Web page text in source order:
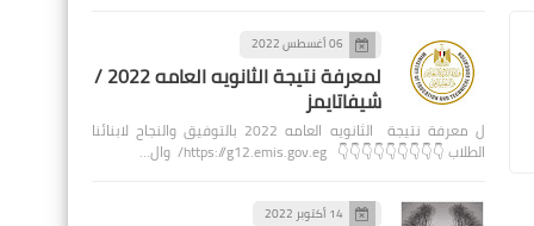
06 أغسطس 2022
لمعرفة نتيجة الثانويه العامه 2022 /
شيفاتايمز
ل معرفة نتيجة الثانويه العامه 2022 بالتوفيق والنجاح لابنائنا
الطلاب 👇👇👇👇👇👇👇👇👇 https://g12.emis.gov.eg/ وال…
14 أكتوبر 2022